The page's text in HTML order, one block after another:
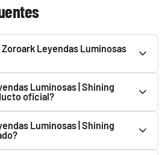
Zoroark Leyendas Luminosas
para ver todo lo que incluye.
el apartado superior.
Luminosas | Shining
oficial?
En Pokemillon vendemos
adquiridos a través de
Luminosas | Shining